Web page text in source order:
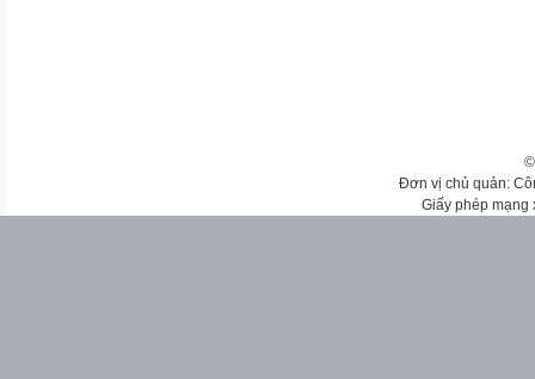
Đơn vị chủ quản:
Giấy phép mạng